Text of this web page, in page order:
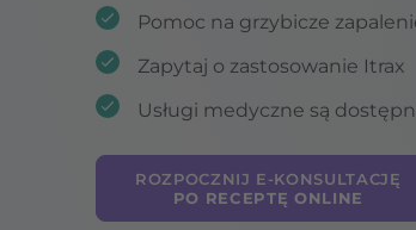
Pomoc na grzybicze
Zapytaj o zastosowanie Itrax
Usługi medyczne są
ROZPOCZNIJ E-KONSULTACJĘ
PO RECEPTĘ ONLINE